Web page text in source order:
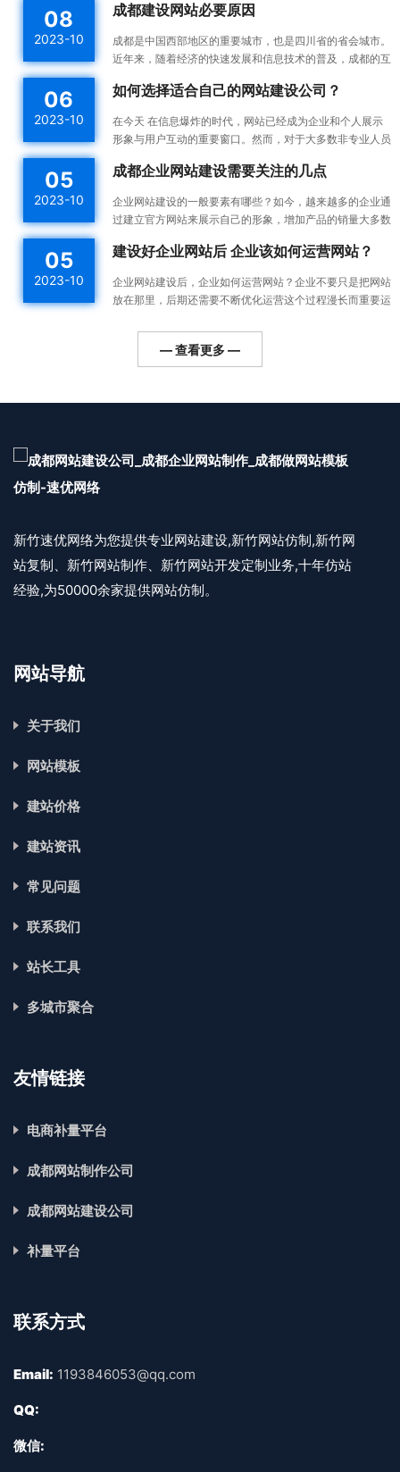
公司进...
08
2023-10
成都建设网站必要原因
成都是中国西部地区的重要城市，也是四川省的省会城市。
近年来，随着经济的快速发展和信息技术的普及，成都的互
引更...
06
2023-10
如何选择适合自己的网站建设公司？
在今天 在信息爆炸的时代，网站已经成为企业和个人展示
形象与用户互动的重要窗口。然而，对于大多数非专业人员
所以...
05
2023-10
成都企业网站建设需要关注的几点
企业网站建设的一般要素有哪些？如今，越来越多的企业通
过建立官方网站来展示自己的形象，增加产品的销量大多数
一件...
05
2023-10
建设好企业网站后 企业该如何运营网站？
企业网站建设后，企业如何运营网站？企业不要只是把网站
放在那里，后期还需要不断优化运营这个过程漫长而重要运
助更...
— 查看更多 —
新竹速优网络为您提供专业网站建设,新竹网站仿制,新竹网
站复制、新竹网站制作、新竹网站开发定制业务,十年仿站
经验,为50000余家提供网站仿制。
网站导航
关于我们
网站模板
建站价格
建站资讯
常见问题
联系我们
站长工具
多城市聚合
友情链接
电商补量平台
成都网站制作公司
成都网站建设公司
补量平台
联系方式
Email: 1193846053@qq.com
QQ:
微信: